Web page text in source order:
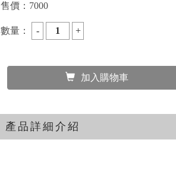
售價： 7000
數量：
加入購物車
產品詳細介紹